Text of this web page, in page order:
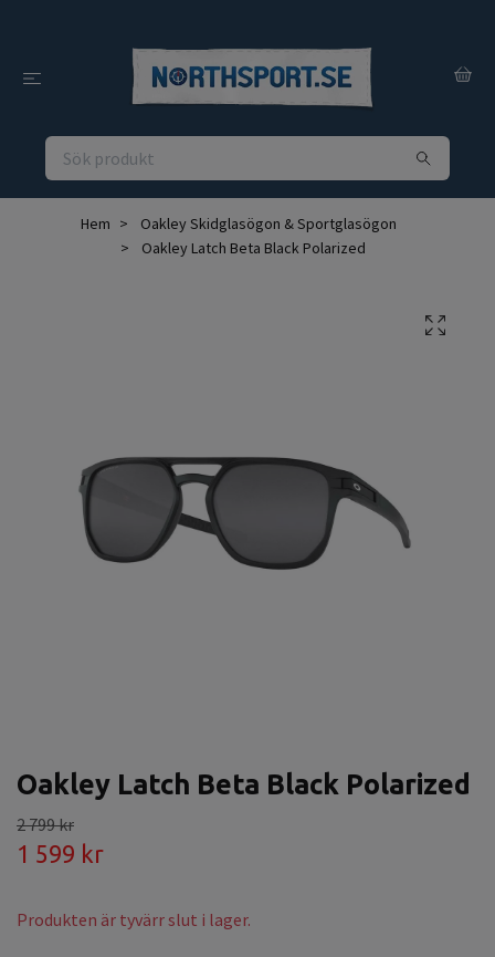
Hem
Oakley Skidglasögon & Sportglasögon
Oakley Latch Beta Black Polarized
Oakley Latch Beta Black Polarized
2 799 kr
1 599 kr
Produkten är tyvärr slut i lager.